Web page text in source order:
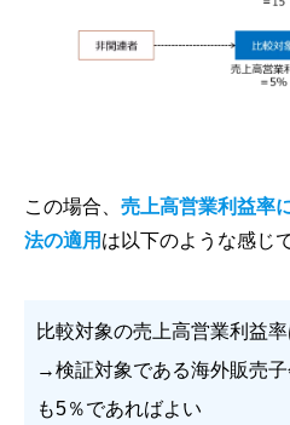
この場合、 売上高営業利益率
法の適用 は以下のような感じ
比較対象の売上高営業利益
→検証対象である海外販売
も5％であればよい